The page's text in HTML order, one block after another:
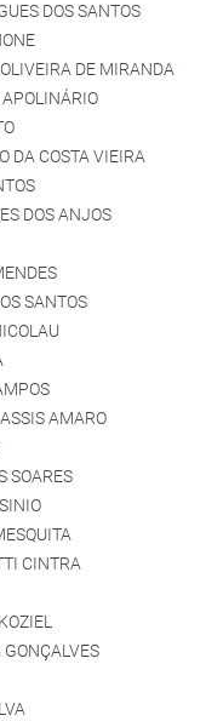
DOS SANTOS
DE MIRANDA
DA COSTA VIEIRA
DOS ANJOS
SANTOS
AMARO
SOARES
CINTRA